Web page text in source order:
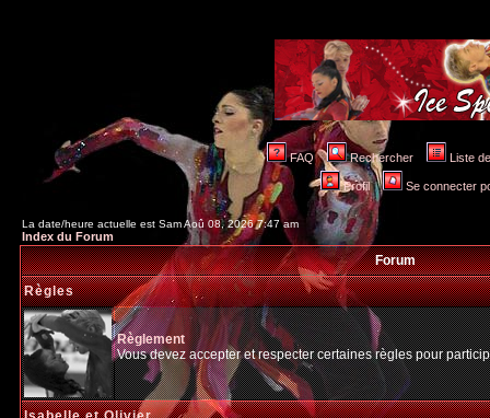
FAQ Rechercher Liste
Profil Se connecter
La date/heure actuelle est Sam Aoû 08, 2026 7:47 am
Index du Forum
Forum
Règles
Règlement
Vous devez accepter et respecter certaines règles pour